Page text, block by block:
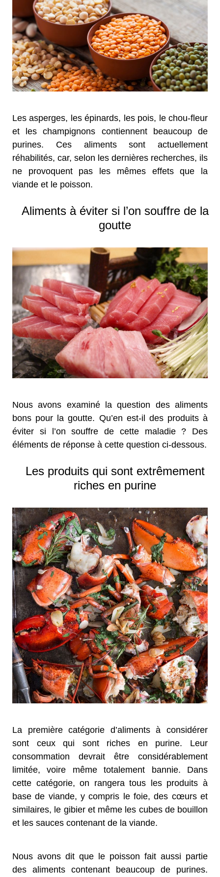
Les asperges, les épinards, les pois, le chou-fleur
et les champignons contiennent beaucoup de
purines. Ces aliments sont actuellement
réhabilités, car, selon les dernières recherches, ils
ne provoquent pas les mêmes effets que la
viande et le poisson.
Aliments à éviter si l’on souffre de la
goutte
Nous avons examiné la question des aliments
bons pour la goutte. Qu’en est-il des produits à
éviter si l’on souffre de cette maladie ? Des
éléments de réponse à cette question ci-dessous.
Les produits qui sont extrêmement
riches en purine
La première catégorie d’aliments à considérer
sont ceux qui sont riches en purine. Leur
consommation devrait être considérablement
limitée, voire même totalement bannie. Dans
cette catégorie, on rangera tous les produits à
base de viande, y compris le foie, des cœurs et
similaires, le gibier et même les cubes de bouillon
et les sauces contenant de la viande.
Nous avons dit que le poisson fait aussi partie
des aliments contenant beaucoup de purines.